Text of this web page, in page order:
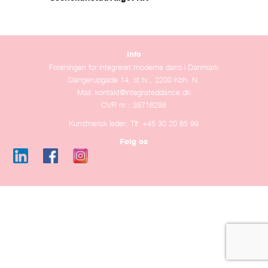
Info
Foreningen for integreret moderne dans i Danmark
Slangerupgade 14, st.tv., 2200 Kbh. N.
Mail: kontakt@integrateddance.dk
CVR nr.: 38716298
Følg os
Kunstnerisk leder; Tlf: +45 30 20 85 99